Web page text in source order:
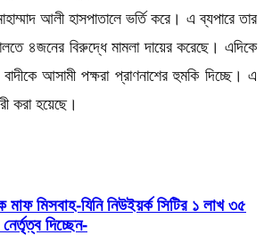
আলী হাসপাতালে ভর্তি করে। এ ব্যপারে তার
৪জনের বিরুদ্ধে মামলা দায়ের করেছে। এদিকে
আসামী পক্ষরা প্রাণনাশের হুমকি দিচ্ছে। এ
করা হয়েছে।
মাফ মিসবাহ-যিনি নিউইয়র্ক সিটির ১ লাখ ৩৫
নের্তৃত্ব দিচ্ছেন-